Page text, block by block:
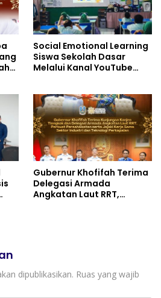
Social Emotional Learning
Siswa Sekolah Dasar
Melalui Kanal YouTube
Gubernur Khofifah Terima
Delegasi Armada
Angkatan Laut RRT,
dipublikasikan. Ruas yang wajib